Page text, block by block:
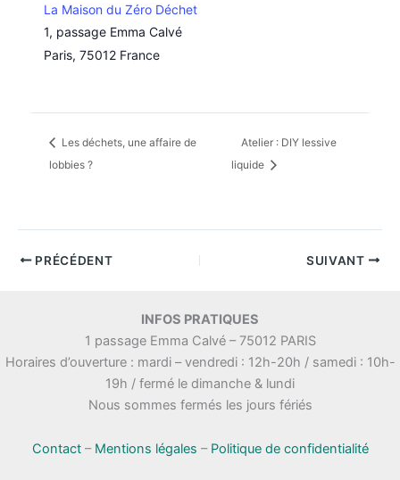
La Maison du Zéro Déchet
1, passage Emma Calvé
Paris, 75012 France
Les déchets, une affaire de
lobbies ?
Atelier : DIY lessive
liquide
PRÉCÉDENT SUIVANT
INFOS PRATIQUES
1 passage Emma Calvé – 75012 PARIS
Horaires d’ouverture : mardi – vendredi : 12h-20h / samedi : 10h-
19h / fermé le dimanche & lundi
Nous sommes fermés les jours fériés
Contact– Mentions légales – Politique de confidentialité